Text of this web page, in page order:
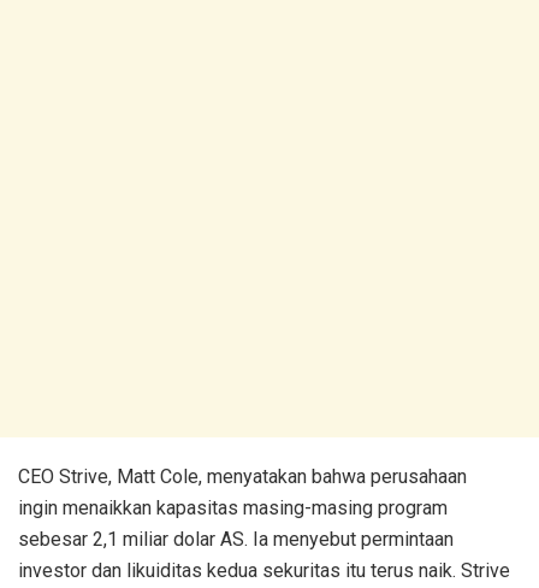
CEO Strive, Matt Cole, menyatakan bahwa perusahaan
ingin menaikkan kapasitas masing-masing program
sebesar 2,1 miliar dolar AS. Ia menyebut permintaan
investor dan likuiditas kedua sekuritas itu terus naik. Strive